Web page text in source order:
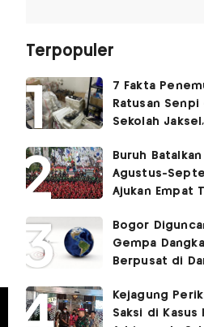
Terpopuler
7 Fakta
Ratusan Senpi
Sekolah
Ruang Bunker
Buruh
Agustus-
Ajukan Empat
Bogor
Gempa
Berpusat di
Kejagung
Saksi di Kasus